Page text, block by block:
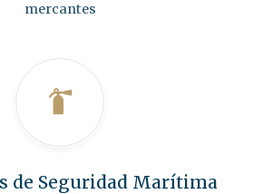
mercantes
de Seguridad Marítima